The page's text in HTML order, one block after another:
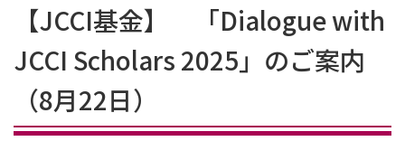
【JCCI基金】 「Dialogue with
JCCI Scholars 2025」のご案内
（8月22日）